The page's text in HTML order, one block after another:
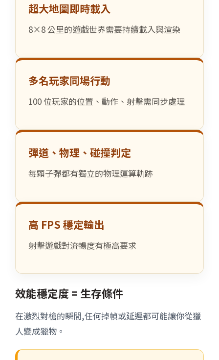
超大地圖即時載入
8×8 公里的遊戲世界需要持續載入與渲染
多名玩家同場行動
100 位玩家的位置、動作、射擊需同步處理
彈道、物理、碰撞判定
每顆子彈都有獨立的物理運算軌跡
高 FPS 穩定輸出
射擊遊戲對流暢度有極高要求
效能穩定度 = 生存條件
在激烈對槍的瞬間,任何掉幀或延遲都可能讓你從獵
人變成獵物。